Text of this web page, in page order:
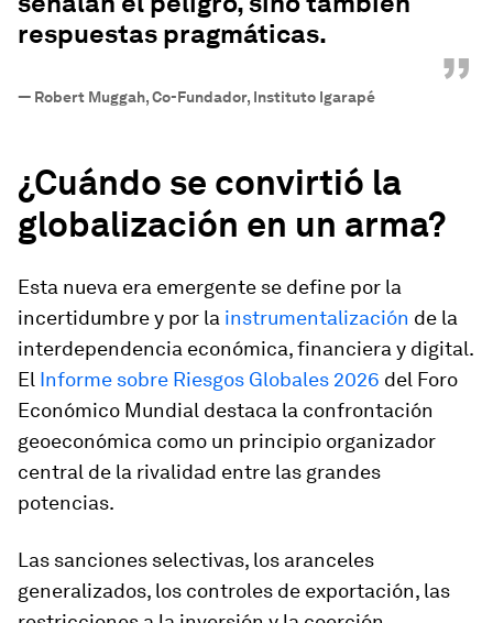
respuestas pragmáticas.
”
— Robert Muggah, Co-Fundador, Instituto Igarapé
¿Cuándo se convirtió la
globalización en un arma?
Esta nueva era emergente se define por la
incertidumbre y por la instrumentalización de la
interdependencia económica, financiera y digital.
El Informe sobre Riesgos Globales 2026 del Foro
Económico Mundial destaca la confrontación
geoeconómica como un principio organizador
central de la rivalidad entre las grandes
potencias.
Las sanciones selectivas, los aranceles
generalizados, los controles de exportación, las